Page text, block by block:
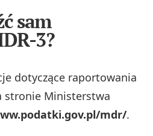
sam
3?
dotyczące raportowania
stronie Ministerstwa
mdr/.